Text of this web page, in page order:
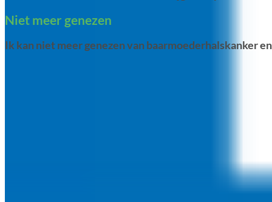
Niet meer genezen
Ik kan niet meer genezen van baarmoederhalskanker